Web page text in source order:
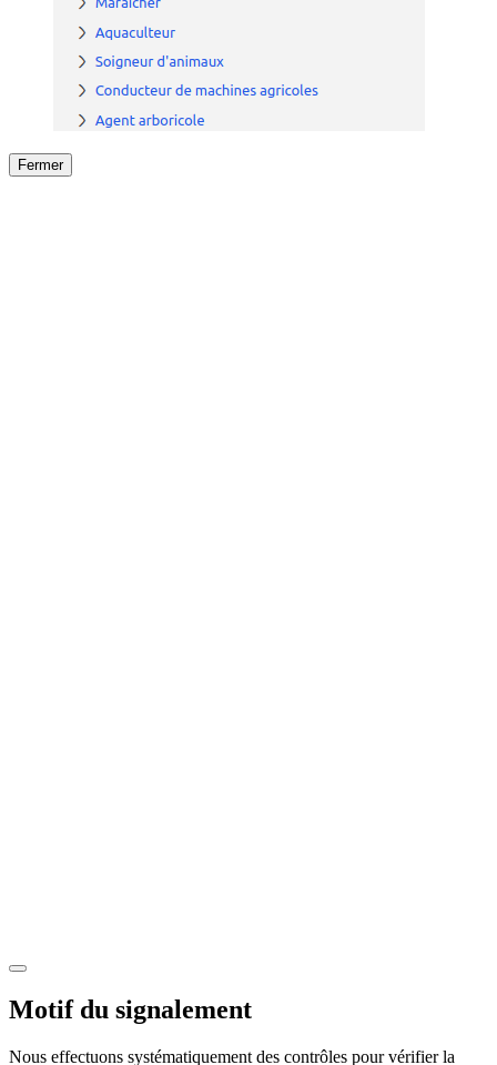
Fermer
Motif du signalement
Nous effectuons systématiquement des contrôles pour vérifier la